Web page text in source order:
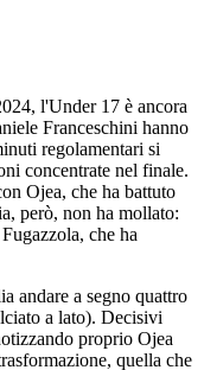
l'Under 17 è ancora
Franceschini hanno
regolamentari si
concentrate nel finale.
Ojea, che ha battuto
però, non ha mollato:
che ha
andare a segno quattro
a lato). Decisivi
proprio Ojea
quella che